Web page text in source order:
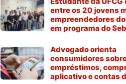
entre os 20 jovens
empreendedores
em programa do
Advogado orienta
consumidores
empréstimos,
aplicativo e contas